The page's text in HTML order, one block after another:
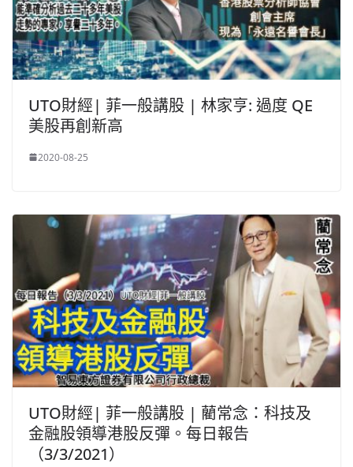
UTO財經| 菲一般講股 | 林家亨: 過度 QE
美股再創新高
2020-08-25
UTO財經| 菲一般講股 | 藺常念：科技及
金融股領導港股反彈。每日報告
（3/3/2021）